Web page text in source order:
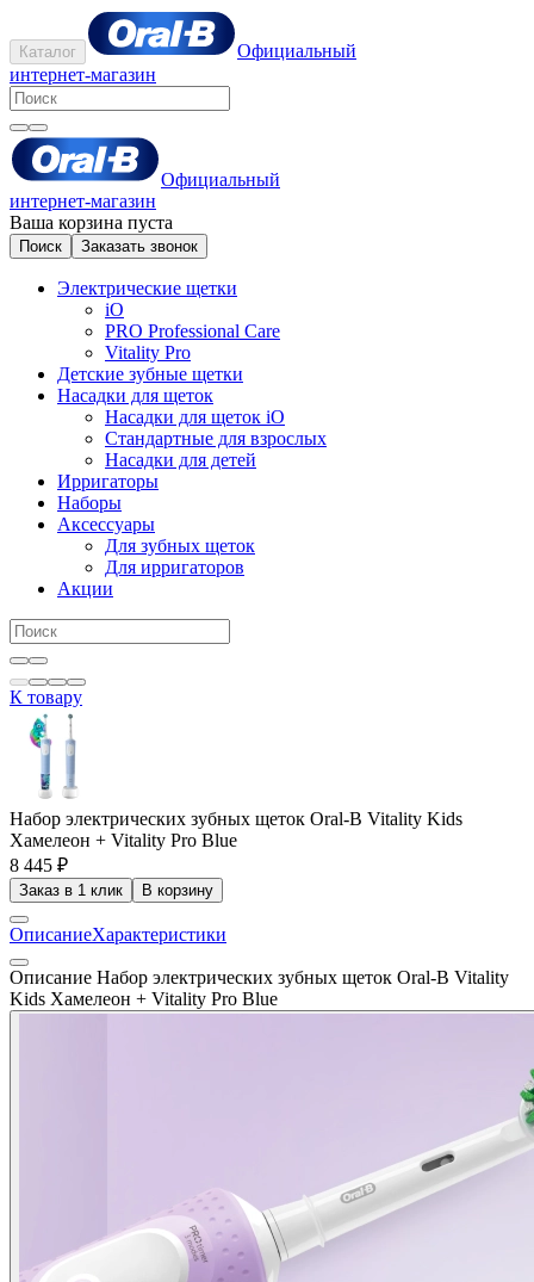
Каталог
Официальный
интернет-магазин
Официальный
интернет-магазин
Ваша корзина пуста
Поиск Заказать звонок
Электрические щетки
iO
PRO Professional Care
Vitality Pro
Детские зубные щетки
Насадки для щеток
Насадки для щеток iO
Стандартные для взрослых
Насадки для детей
Ирригаторы
Наборы
Аксессуары
Для зубных щеток
Для ирригаторов
Акции
К товару
Набор электрических зубных щеток Oral-B Vitality Kids
Хамелеон + Vitality Pro Blue
8 445 ₽
Заказ в 1 клик В корзину
ОписаниеХарактеристики
Описание Набор электрических зубных щеток Oral-B Vitality
Kids Хамелеон + Vitality Pro Blue